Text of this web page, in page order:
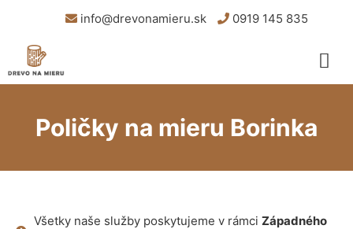
info@drevonamieru.sk 0919 145 835
Poličky na mieru Borinka
Všetky naše služby poskytujeme v rámci Západného